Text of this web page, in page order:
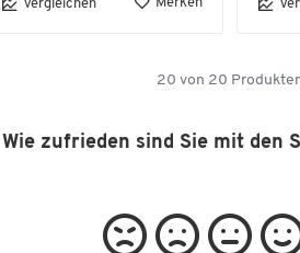
Vergleichen
20 von 20
Wie zufrieden sind Sie mit den